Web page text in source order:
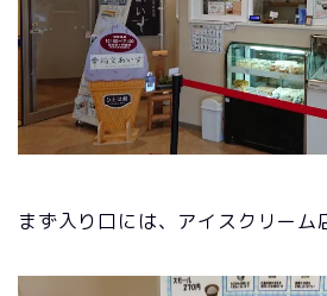
まず入り口には、アイスクリーム